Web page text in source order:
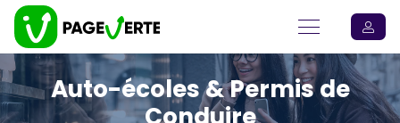
Auto-écoles & Permis de
Conduire